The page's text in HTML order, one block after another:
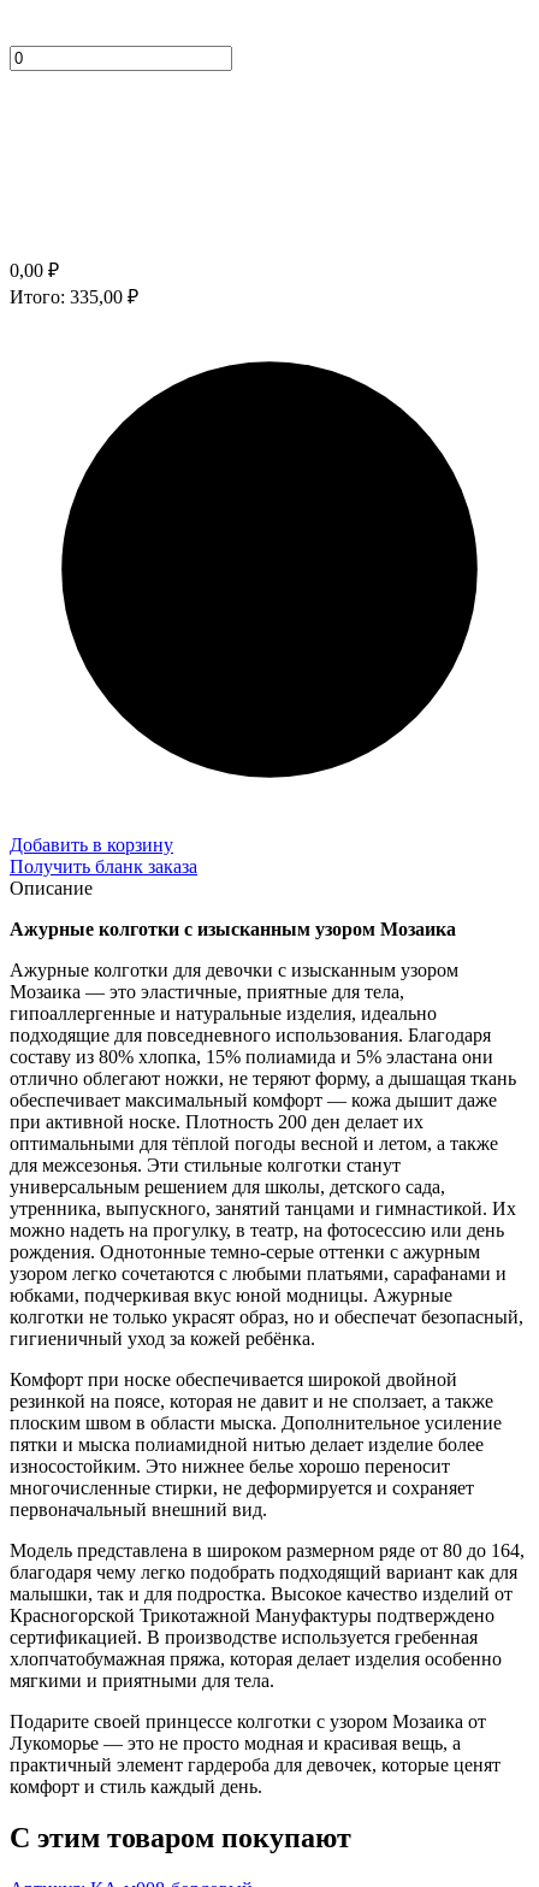
0,00 ₽
Итого: 335,00 ₽
Добавить в корзину
Получить бланк заказа
Описание
Ажурные колготки с изысканным узором Мозаика
Ажурные колготки для девочки с изысканным узором
Мозаика — это эластичные, приятные для тела,
гипоаллергенные и натуральные изделия, идеально
подходящие для повседневного использования. Благодаря
составу из 80% хлопка, 15% полиамида и 5% эластана они
отлично облегают ножки, не теряют форму, а дышащая ткань
обеспечивает максимальный комфорт — кожа дышит даже
при активной носке. Плотность 200 ден делает их
оптимальными для тёплой погоды весной и летом, а также
для межсезонья. Эти стильные колготки станут
универсальным решением для школы, детского сада,
утренника, выпускного, занятий танцами и гимнастикой. Их
можно надеть на прогулку, в театр, на фотосессию или день
рождения. Однотонные темно-серые оттенки с ажурным
узором легко сочетаются с любыми платьями, сарафанами и
юбками, подчеркивая вкус юной модницы. Ажурные
колготки не только украсят образ, но и обеспечат безопасный,
гигиеничный уход за кожей ребёнка.
Комфорт при носке обеспечивается широкой двойной
резинкой на поясе, которая не давит и не сползает, а также
плоским швом в области мыска. Дополнительное усиление
пятки и мыска полиамидной нитью делает изделие более
износостойким. Это нижнее белье хорошо переносит
многочисленные стирки, не деформируется и сохраняет
первоначальный внешний вид.
Модель представлена в широком размерном ряде от 80 до 164,
благодаря чему легко подобрать подходящий вариант как для
малышки, так и для подростка. Высокое качество изделий от
Красногорской Трикотажной Мануфактуры подтверждено
сертификацией. В производстве используется гребенная
хлопчатобумажная пряжа, которая делает изделия особенно
мягкими и приятными для тела.
Подарите своей принцессе колготки с узором Мозаика от
Лукоморье — это не просто модная и красивая вещь, а
практичный элемент гардероба для девочек, которые ценят
комфорт и стиль каждый день.
С этим товаром покупают